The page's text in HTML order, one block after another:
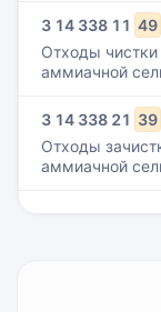
3 14 338 11 49
Отходы чистки
аммиачной
3 14 338 21 39
Отходы
аммиачной